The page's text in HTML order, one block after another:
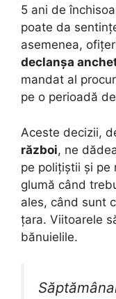
5 ani de
poate da
asemenea,
declanșa
mandat al
pe o perioadă
Aceste decizii,
război, ne
pe polițiștii și pe
glumă când
ales, când sunt
țara. Viitoarele
bănuielile.